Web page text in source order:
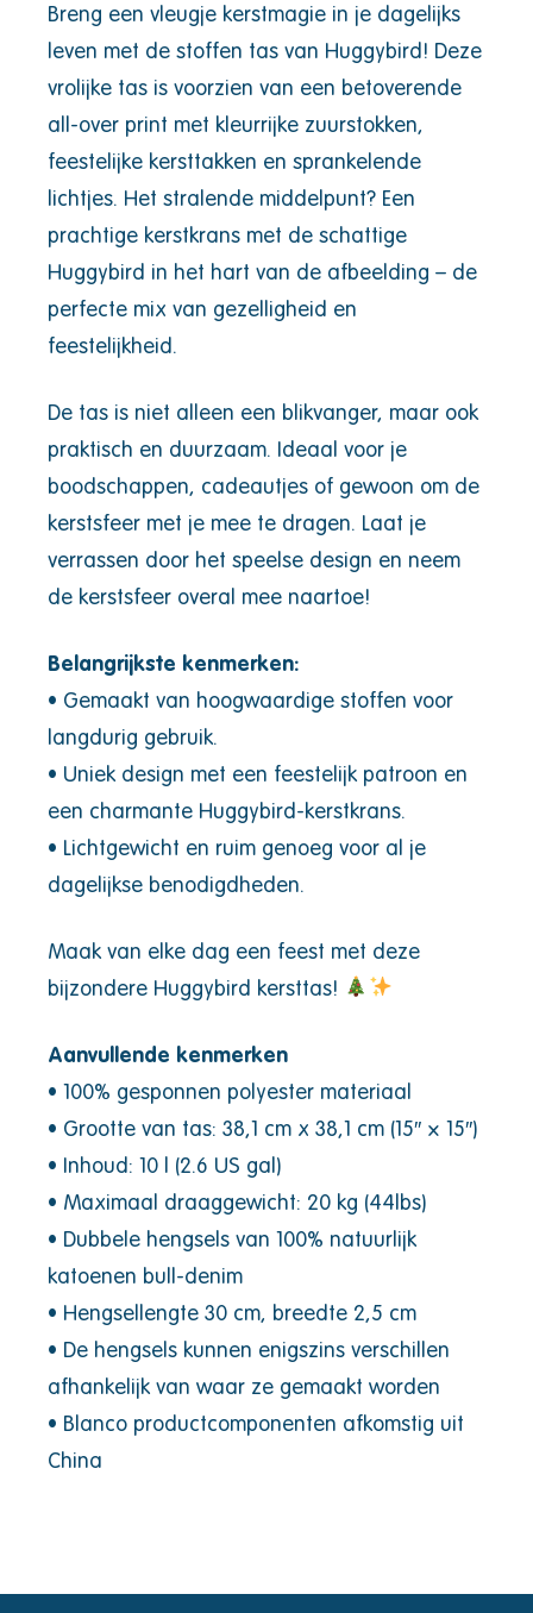
Breng een vleugje kerstmagie in je dagelijks
leven met de stoffen tas van Huggybird! Deze
vrolijke tas is voorzien van een betoverende
all-over print met kleurrijke zuurstokken,
feestelijke kersttakken en sprankelende
lichtjes. Het stralende middelpunt? Een
prachtige kerstkrans met de schattige
Huggybird in het hart van de afbeelding – de
perfecte mix van gezelligheid en
feestelijkheid.
De tas is niet alleen een blikvanger, maar ook
praktisch en duurzaam. Ideaal voor je
boodschappen, cadeautjes of gewoon om de
kerstsfeer met je mee te dragen. Laat je
verrassen door het speelse design en neem
de kerstsfeer overal mee naartoe!
Belangrijkste kenmerken:
• Gemaakt van hoogwaardige stoffen voor
langdurig gebruik.
• Uniek design met een feestelijk patroon en
een charmante Huggybird-kerstkrans.
• Lichtgewicht en ruim genoeg voor al je
dagelijkse benodigdheden.
Maak van elke dag een feest met deze
bijzondere Huggybird kersttas!
Aanvullende kenmerken
• 100% gesponnen polyester materiaal
• Grootte van tas: 38,1 cm x 38,1 cm (15″ × 15″)
• Inhoud: 10 l (2.6 US gal)
• Maximaal draaggewicht: 20 kg (44lbs)
• Dubbele hengsels van 100% natuurlijk
katoenen bull-denim
• Hengsellengte 30 cm, breedte 2,5 cm
• De hengsels kunnen enigszins verschillen
afhankelijk van waar ze gemaakt worden
• Blanco productcomponenten afkomstig uit
China